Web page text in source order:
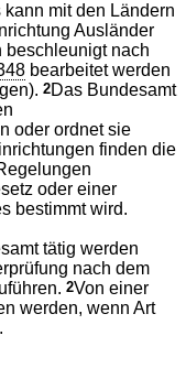
mit den Ländern
Ausländer
beschleunigt nach
bearbeitet werden
2Das Bundesamt
oder ordnet sie
finden die
oder einer
bestimmt wird.
tätig werden
nach dem
2Von einer
werden, wenn Art